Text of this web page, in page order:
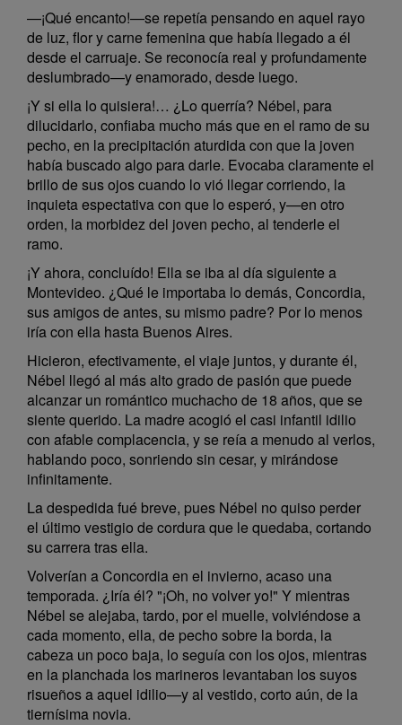
—¡Qué encanto!—se repetía pensando en aquel rayo
de luz, flor y carne femenina que había llegado a él
desde el carruaje. Se reconocía real y profundamente
deslumbrado—y enamorado, desde luego.
¡Y si ella lo quisiera!… ¿Lo querría? Nébel, para
dilucidarlo, confiaba mucho más que en el ramo de su
pecho, en la precipitación aturdida con que la joven
había buscado algo para darle. Evocaba claramente el
brillo de sus ojos cuando lo vió llegar corriendo, la
inquieta espectativa con que lo esperó, y—en otro
orden, la morbidez del joven pecho, al tenderle el
ramo.
¡Y ahora, concluído! Ella se iba al día siguiente a
Montevideo. ¿Qué le importaba lo demás, Concordia,
sus amigos de antes, su mismo padre? Por lo menos
iría con ella hasta Buenos Aires.
Hicieron, efectivamente, el viaje juntos, y durante él,
Nébel llegó al más alto grado de pasión que puede
alcanzar un romántico muchacho de 18 años, que se
siente querido. La madre acogió el casi infantil idilio
con afable complacencia, y se reía a menudo al verlos,
hablando poco, sonriendo sin cesar, y mirándose
infinitamente.
La despedida fué breve, pues Nébel no quiso perder
el último vestigio de cordura que le quedaba, cortando
su carrera tras ella.
Volverían a Concordia en el invierno, acaso una
temporada. ¿Iría él? "¡Oh, no volver yo!" Y mientras
Nébel se alejaba, tardo, por el muelle, volviéndose a
cada momento, ella, de pecho sobre la borda, la
cabeza un poco baja, lo seguía con los ojos, mientras
en la planchada los marineros levantaban los suyos
risueños a aquel idilio—y al vestido, corto aún, de la
tiernísima novia.